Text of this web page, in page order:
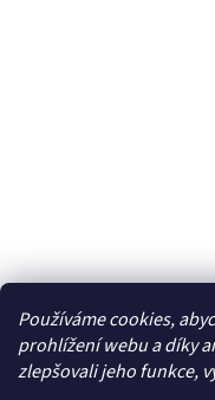
Používáme cookies,
prohlížení webu a díky
zlepšovali jeho funkce,
Sledovat na